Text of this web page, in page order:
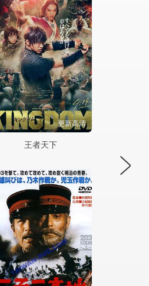
更新高清
王者天下